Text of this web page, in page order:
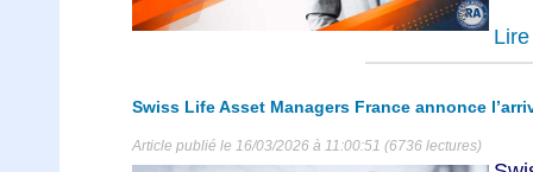
Swiss Life Asset Managers France annonce
Article publié le 16/03/2026 à 11:00:51 (6736 lectures)